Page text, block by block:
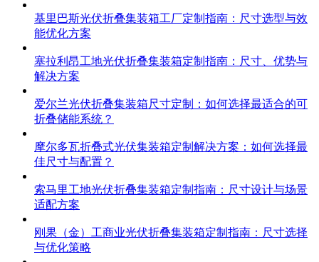
基里巴斯光伏折叠集装箱工厂定制指南：尺寸选型与效
能优化方案
塞拉利昂工地光伏折叠集装箱定制指南：尺寸、优势与
解决方案
爱尔兰光伏折叠集装箱尺寸定制：如何选择最适合的可
折叠储能系统？
摩尔多瓦折叠式光伏集装箱定制解决方案：如何选择最
佳尺寸与配置？
索马里工地光伏折叠集装箱定制指南：尺寸设计与场景
适配方案
刚果（金）工商业光伏折叠集装箱定制指南：尺寸选择
与优化策略